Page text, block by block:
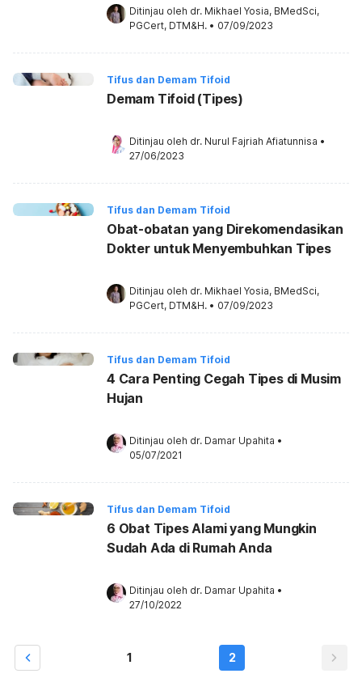
Ditinjau oleh dr. Mikhael Yosia, BMedSci,
PGCert, DTM&H. • 07/09/2023
Tifus dan Demam Tifoid
Demam Tifoid (Tipes)
Ditinjau oleh dr. Nurul Fajriah Afiatunnisa •
27/06/2023
Tifus dan Demam Tifoid
Obat-obatan yang Direkomendasikan
Dokter untuk Menyembuhkan Tipes
Ditinjau oleh dr. Mikhael Yosia, BMedSci,
PGCert, DTM&H. • 07/09/2023
Tifus dan Demam Tifoid
4 Cara Penting Cegah Tipes di Musim
Hujan
Ditinjau oleh dr. Damar Upahita •
05/07/2021
Tifus dan Demam Tifoid
6 Obat Tipes Alami yang Mungkin
Sudah Ada di Rumah Anda
Ditinjau oleh dr. Damar Upahita •
27/10/2022
1 2